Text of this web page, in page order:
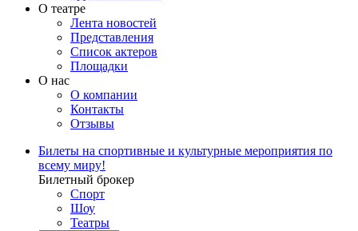
О театре
Лента новостей
Представления
Список актеров
Площадки
О нас
О компании
Контакты
Отзывы
Билеты на спортивные и культурные мероприятия по
всему миру!
Билетный брокер
Спорт
Шоу
Театры